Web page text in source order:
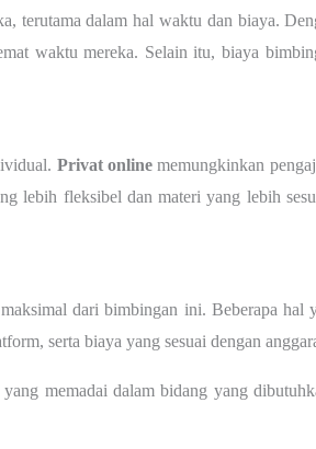
terutama dalam hal waktu dan biaya.
waktu mereka. Selain itu, biaya
Privat online memungkinkan
lebih fleksibel dan materi yang lebih
dari bimbingan ini. Beberapa hal
serta biaya yang sesuai dengan
memadai dalam bidang yang